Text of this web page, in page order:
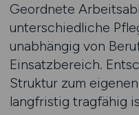
Geordnete
unterschiedliche
unabhängig von
Einsatzbereich.
Struktur zum
langfristig tragfähig